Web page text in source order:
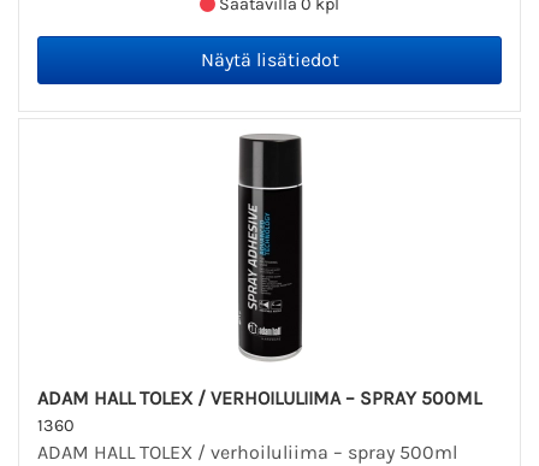
ADAM HALL TOLEX / VERHOILULIIMA – SPRAY 500ML
1360
ADAM HALL TOLEX / verhoiluliima – spray 500ml